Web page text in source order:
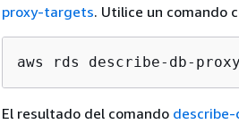
proxy-targets. Utilice un comando
aws rds describe-db-proxy-
El resultado del comando